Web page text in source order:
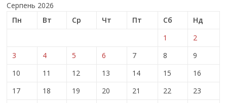
Серпень 2026
Пн
Вт Ср Чт Пт Сб
Нд
1
2
3
4 5 6 7 8
9
10
11 12 13 14 15
16
17
18 19 20 21 22
23